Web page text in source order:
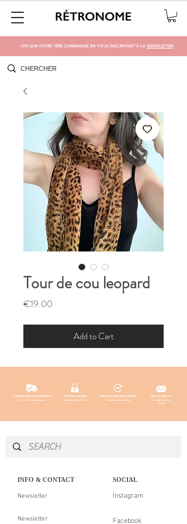
-10% SUR VOTRE 1ÈRE COMMANDE EN VOUS INSCRIVANT À LA NEWSLETTER
Tour de cou leopard
€19.00
Add to Cart
INFO & CONTACT
Newsletter
Newsletter
SOCIAL
Instagram
Facebook